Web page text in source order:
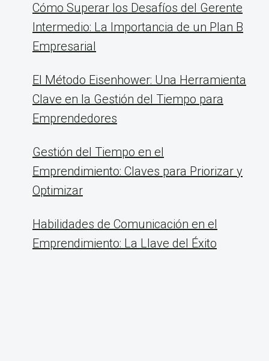
Cómo Superar los Desafíos del Gerente
Intermedio: La Importancia de un Plan B
Empresarial
El Método Eisenhower: Una Herramienta
Clave en la Gestión del Tiempo para
Emprendedores
Gestión del Tiempo en el
Emprendimiento: Claves para Priorizar y
Optimizar
Habilidades de Comunicación en el
Emprendimiento: La Llave del Éxito